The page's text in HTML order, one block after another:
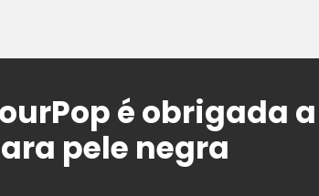
é obrigada
pele negra